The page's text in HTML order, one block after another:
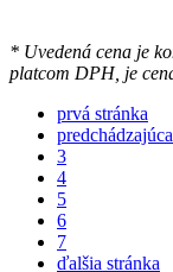
* Uvedená cena je
platcom DPH, je
prvá stránka
3
4
5
6
7
ďalšia stránka